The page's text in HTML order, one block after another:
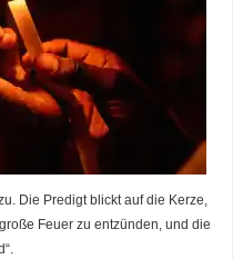
Die Predigt blickt auf die Kerze,
Feuer zu entzünden, und die